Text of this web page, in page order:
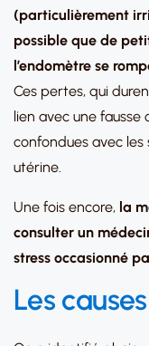
(particulièrement
possible que de
l’endomètre se
Ces pertes, qui
lien avec une
confondues avec
utérine.
Une fois encore, la
consulter un
stress occasionné
Les causes